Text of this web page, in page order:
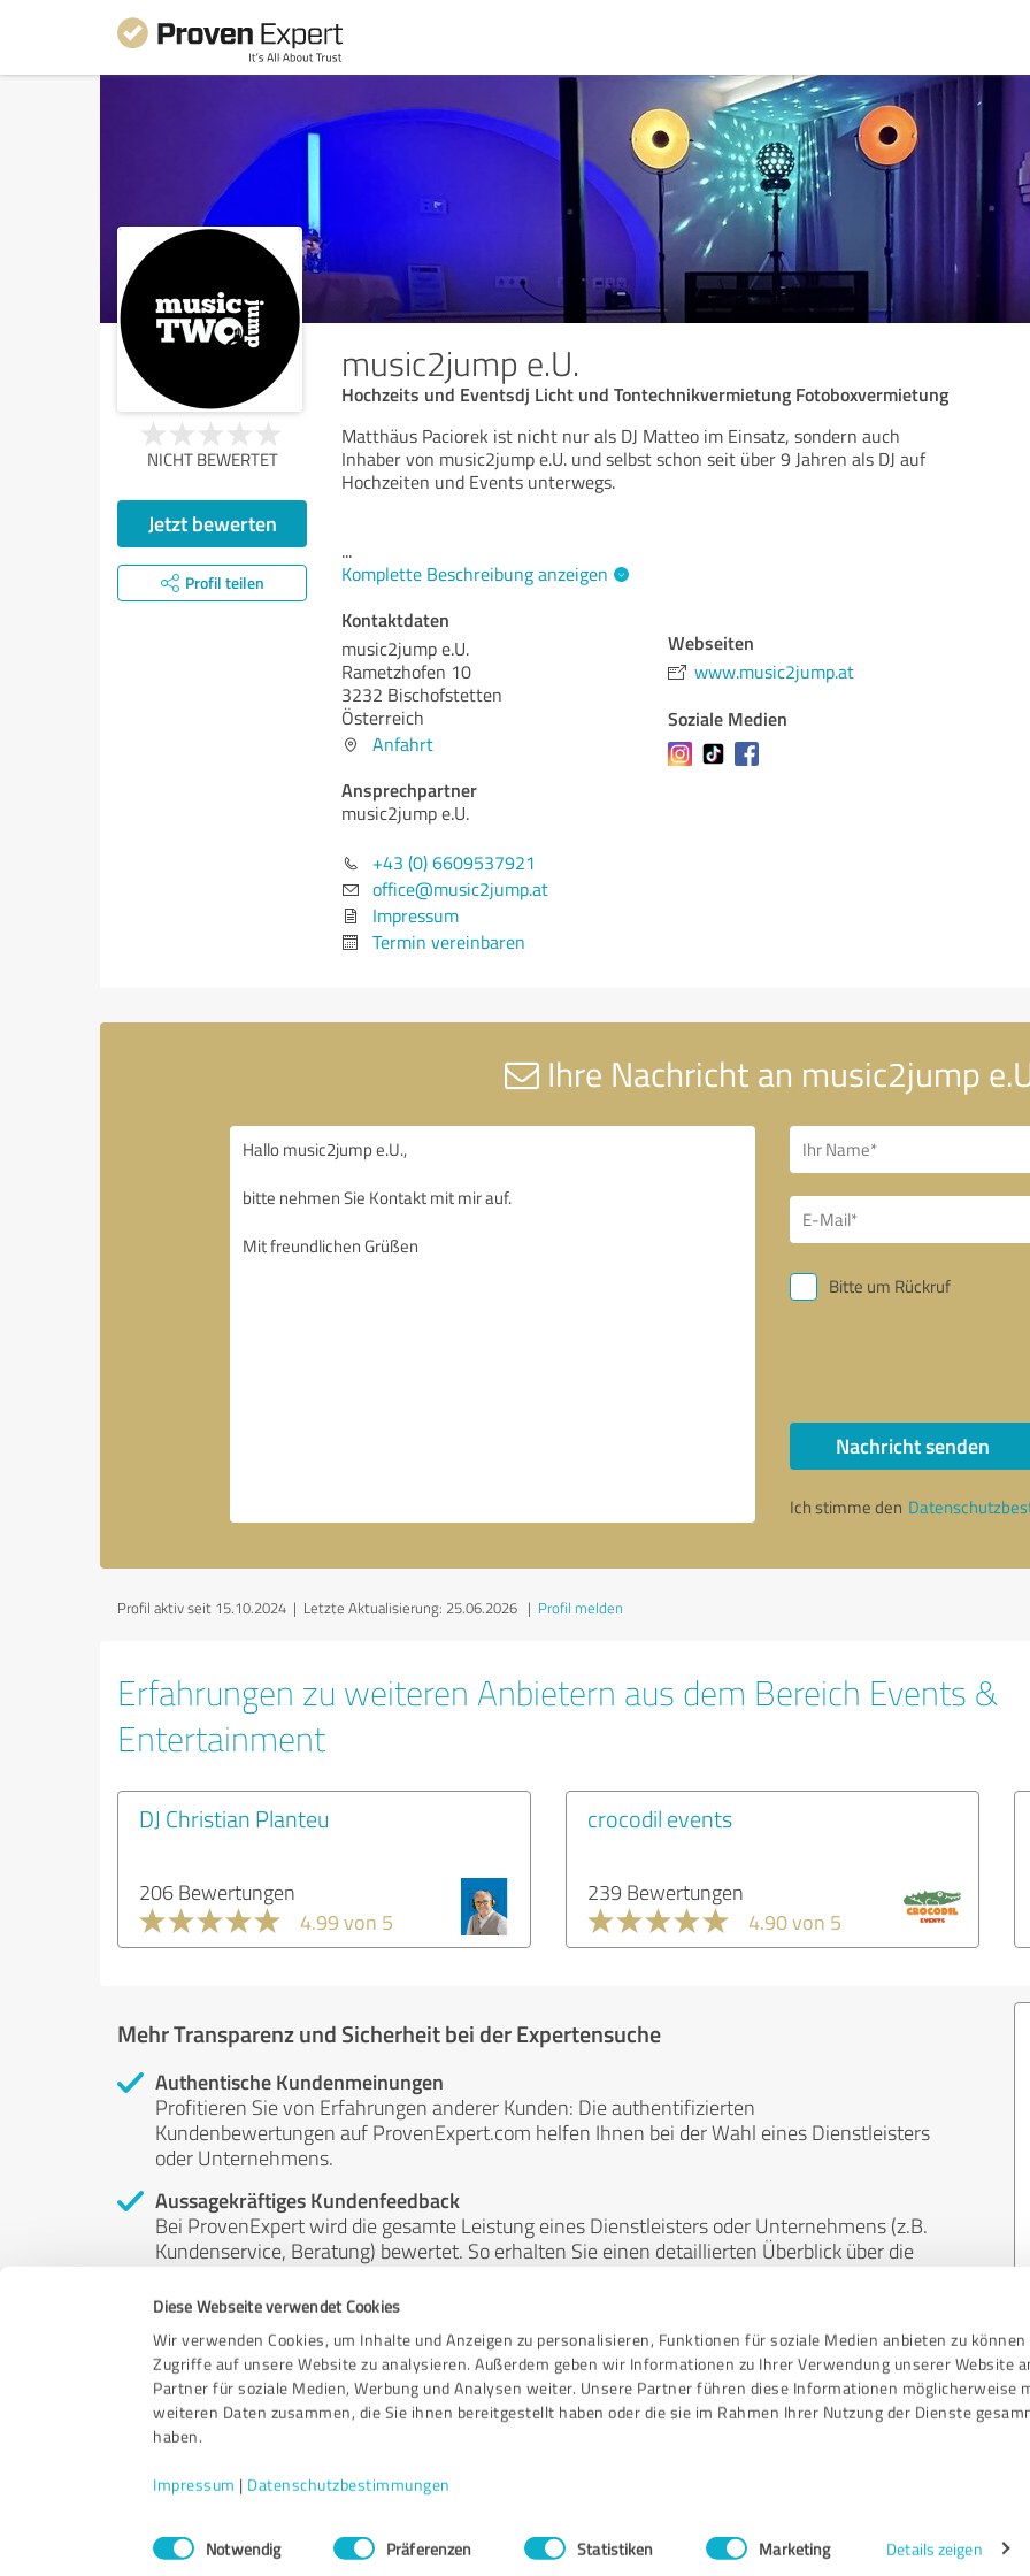
Diese Webseite verwendet Cookies
Wir verwenden Cookies, um Inhalte und Anzeigen zu personalisieren, Funktionen für soziale Medien anbieten zu können
Zugriffe auf unsere Website zu analysieren. Außerdem geben wir Informationen zu Ihrer Verwendung unserer Website
Partner für soziale Medien, Werbung und Analysen weiter. Unsere Partner führen diese Informationen möglicherweise
weiteren Daten zusammen, die Sie ihnen bereitgestellt haben oder die sie im Rahmen Ihrer Nutzung der Dienste
haben.
Impressum | Datenschutzbestimmungen
Einwilligungsauswahl
Notwendig Präferenzen Statistiken Marketing Details zeigen
music2jump e.U.
Hochzeits und Eventsdj Licht und Tontechnikvermietung Fotoboxvermietung
NICHT BEWERTET
Jetzt bewerten
Profil teilen
Matthäus Paciorek ist nicht nur als DJ Matteo im Einsatz, sondern auch
Inhaber von music2jump e.U. und selbst schon seit über 9 Jahren als DJ auf
Hochzeiten und Events unterwegs.
...
Komplette Beschreibung anzeigen
Kontaktdaten
music2jump e.U.
Rametzhofen 10
3232 Bischofstetten
Österreich
Anfahrt
Ansprechpartner
music2jump e.U.
+43 (0) 6609537921
office@music2jump.at
Impressum
Termin vereinbaren
Webseiten
www.music2jump.at
Soziale Medien
Ihre Nachricht an music2jump
Bitte um Rückruf
Nachricht senden
Ich stimme den
Profil aktiv seit 15.10.2024 | Letzte Aktualisierung: 25.06.2026 | Profil melden
Erfahrungen zu weiteren Anbietern aus dem Bereich Events &
Entertainment
DJ Christian Planteu
206 Bewertungen
4.99 von 5
crocodil events
239 Bewertungen
4.90 von 5
Mehr Transparenz und Sicherheit bei der Expertensuche
Authentische Kundenmeinungen
Profitieren Sie von Erfahrungen anderer Kunden: Die authentifizierten
Kundenbewertungen auf ProvenExpert.com helfen Ihnen bei der Wahl eines Dienstleisters
oder Unternehmens.
Aussagekräftiges Kundenfeedback
Bei ProvenExpert wird die gesamte Leistung eines Dienstleisters oder Unternehmens (z.B.
Kundenservice, Beratung) bewertet. So erhalten Sie einen detaillierten Überblick über die
Unabhängige Bewertungen
ProvenExpert ist grundsätzlich kostenlos, unabhängig und neutral. Bewertungen von
Kunden erfolgen freiwillig, können nicht gekauft werden und sind weder finanziell noch
anderweitig beeinflussbar.